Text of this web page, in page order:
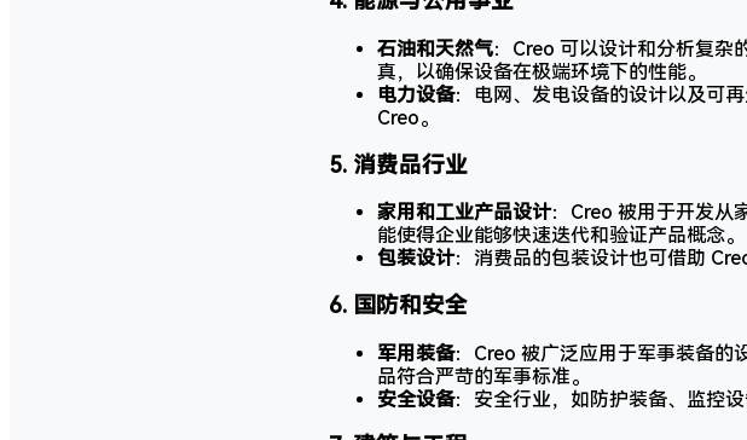
石油和天然气：Creo 可以设计和分析复杂
真，以确保设备在极端环境下的性能。
电力设备：电网、发电设备的设计以及可
Creo。
5. 消费品行业
家用和工业产品设计：Creo 被用于开发从
能使得企业能够快速迭代和验证产品概念。
包装设计：消费品的包装设计也可借助
6. 国防和安全
军用装备：Creo 被广泛应用于军事装备的
品符合严苛的军事标准。
安全设备：安全行业，如防护装备、监控